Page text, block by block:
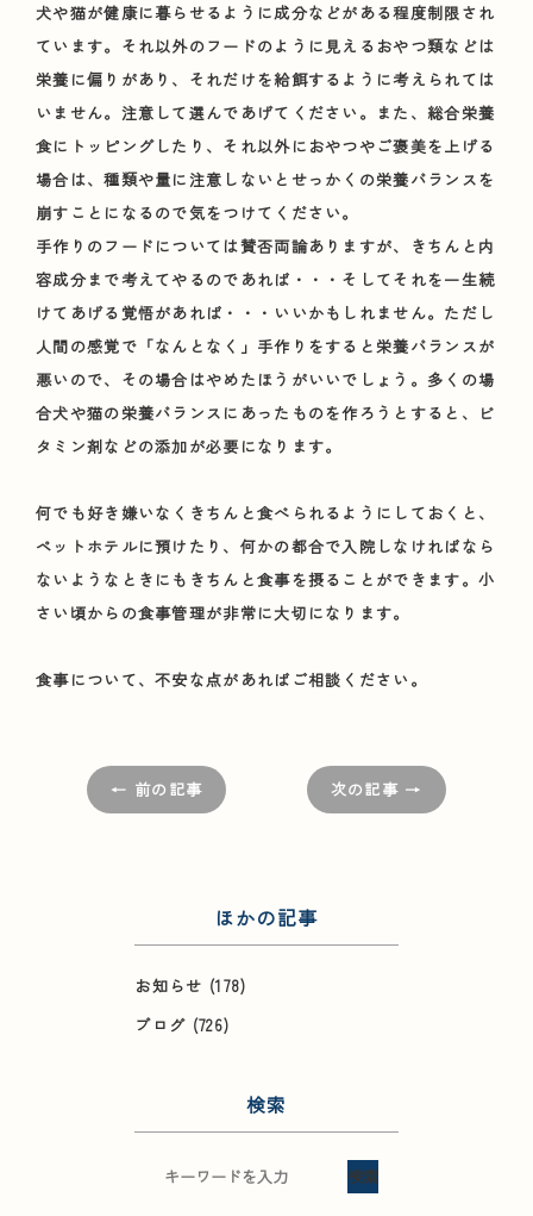
犬や猫が健康に暮らせるように成分などがある程度制限され
ています。それ以外のフードのように見えるおやつ類などは
栄養に偏りがあり、それだけを給餌するように考えられては
いません。注意して選んであげてください。また、総合栄養
食にトッピングしたり、それ以外におやつやご褒美を上げる
場合は、種類や量に注意しないとせっかくの栄養バランスを
崩すことになるので気をつけてください。
手作りのフードについては賛否両論ありますが、きちんと内
容成分まで考えてやるのであれば・・・そしてそれを一生続
けてあげる覚悟があれば・・・いいかもしれません。ただし
人間の感覚で「なんとなく」手作りをすると栄養バランスが
悪いので、その場合はやめたほうがいいでしょう。多くの場
合犬や猫の栄養バランスにあったものを作ろうとすると、ビ
タミン剤などの添加が必要になります。
何でも好き嫌いなくきちんと食べられるようにしておくと、
ペットホテルに預けたり、何かの都合で入院しなければなら
ないようなときにもきちんと食事を摂ることができます。小
さい頃からの食事管理が非常に大切になります。
食事について、不安な点があればご相談ください。
← 前の記事 次の記事 →
ほかの記事
お知らせ (178)
ブログ (726)
検索
検索